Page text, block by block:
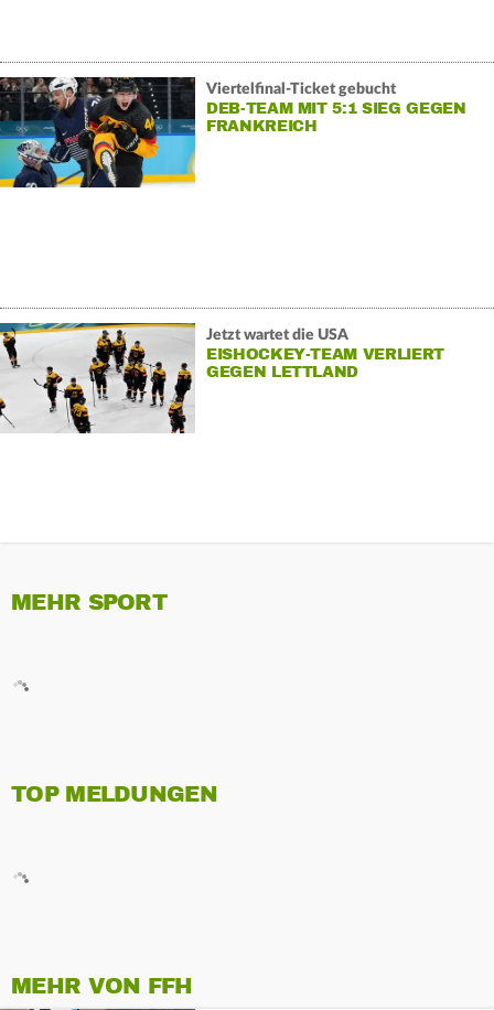
Viertelfinal-Ticket gebucht
DEB-TEAM MIT 5:1 SIEG GEGEN
FRANKREICH
Jetzt wartet die USA
EISHOCKEY-TEAM VERLIERT
GEGEN LETTLAND
MEHR SPORT
TOP MELDUNGEN
MEHR VON FFH